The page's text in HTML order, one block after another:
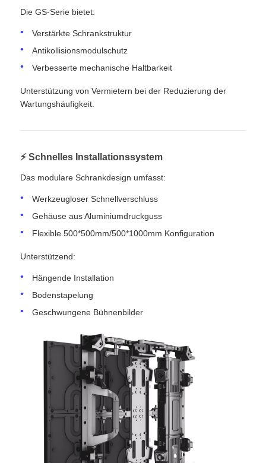
Die GS-Serie bietet:
Verstärkte Schrankstruktur
Antikollisionsmodulschutz
Verbesserte mechanische Haltbarkeit
Unterstützung von Vermietern bei der Reduzierung der
Wartungshäufigkeit.
⚡ Schnelles Installationssystem
Das modulare Schrankdesign umfasst:
Werkzeugloser Schnellverschluss
Gehäuse aus Aluminiumdruckguss
Flexible 500*500mm/500*1000mm Konfiguration
Unterstützend:
Hängende Installation
Bodenstapelung
Geschwungene Bühnenbilder